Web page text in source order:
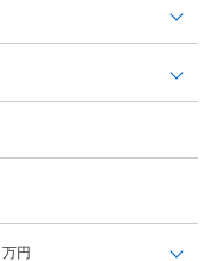
万円